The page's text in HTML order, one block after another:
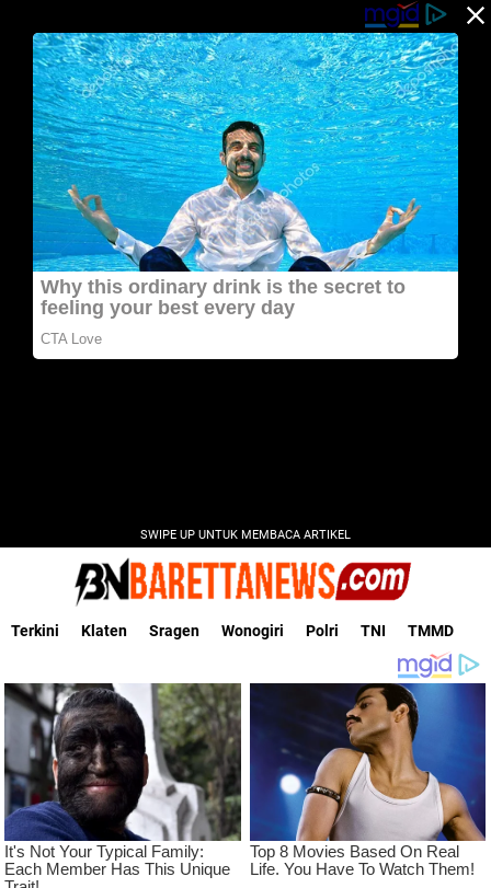
SWIPE UP UNTUK MEMBACA ARTIKEL
Terkini Klaten Sragen Wonogiri Polri TNI TMMD